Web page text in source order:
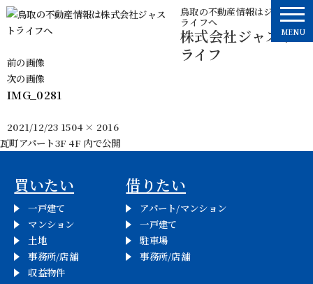
コ
ツ
へ
ス
ッ
プ
鳥取の不動産情報はジャスト
ライフへ
株式会社ジャスト
ライフ
MENU
前の画像
次の画像
IMG_0281
投
稿
2021/12/23 フ
ル
ズ
1504 × 2016
投
稿
ナ
ビ
ゲ
瓦町アパート3F 4F 内で公開
買いたい
一戸建て
マンション
土地
事務所/店舗
収益物件
借りたい
アパート/マンション
一戸建て
駐車場
事務所/店舗